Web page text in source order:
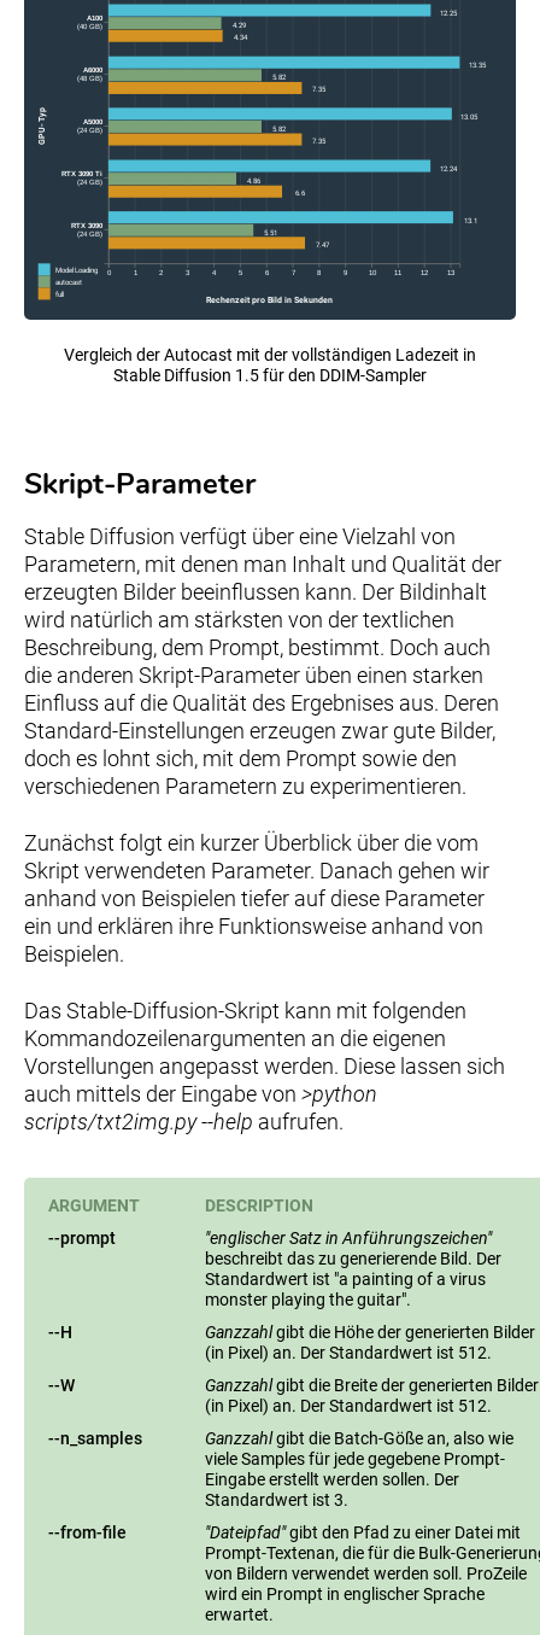
0 1 2 3 4 5 6 7 8 9 10 11 12 13
RTX 3090
(24 GB)
RTX 3090 Ti
(24 GB)
A5000
(24 GB)
A6000
(48 GB)
A100
(40 GB)
13.1
5.51
7.47
12.24
4.86
6.6
13.05
5.82
7.35
13.35
5.82
7.35
12.25
4.29
4.34
Rechenzeit pro Bild in Sekunden
GPU-Typ
Model Loading
autocast
full
Vergleich der Autocast mit der vollständigen Ladezeit in
Stable Diffusion 1.5 für den DDIM-Sampler
Skript-Parameter
Stable Diffusion verfügt über eine Vielzahl von
Parametern, mit denen man Inhalt und Qualität der
erzeugten Bilder beeinflussen kann. Der Bildinhalt
wird natürlich am stärksten von der textlichen
Beschreibung, dem Prompt, bestimmt. Doch auch
die anderen Skript-Parameter üben einen starken
Einfluss auf die Qualität des Ergebnises aus. Deren
Standard-Einstellungen erzeugen zwar gute Bilder,
doch es lohnt sich, mit dem Prompt sowie den
verschiedenen Parametern zu experimentieren.
Zunächst folgt ein kurzer Überblick über die vom
Skript verwendeten Parameter. Danach gehen wir
anhand von Beispielen tiefer auf diese Parameter
ein und erklären ihre Funktionsweise anhand von
Beispielen.
Das Stable-Diffusion-Skript kann mit folgenden
Kommandozeilenargumenten an die eigenen
Vorstellungen angepasst werden. Diese lassen sich
auch mittels der Eingabe von >python
scripts/txt2img.py --help aufrufen.
ARGUMENT
DESCRIPTION
--prompt
"englischer Satz in Anführungszeichen"
beschreibt das zu generierende Bild. Der
Standardwert ist "a painting of a virus
monster playing the guitar".
--H
Ganzzahlgibt die Höhe der generierten Bilder
(in Pixel) an. Der Standardwert ist 512.
--W
Ganzzahlgibt die Breite der generierten Bilder
(in Pixel) an. Der Standardwert ist 512.
--n_samples
Ganzzahlgibt die Batch-Göße an, also wie
viele Samples für jede gegebene Prompt-
Eingabe erstellt werden sollen. Der
Standardwert ist 3.
--from-file
"Dateipfad"gibt den Pfad zu einer Datei mit
Prompt-Textenan, die für die Bulk-
von Bildern verwendet werden soll. ProZeile
wird ein Prompt in englischer Sprache
erwartet.